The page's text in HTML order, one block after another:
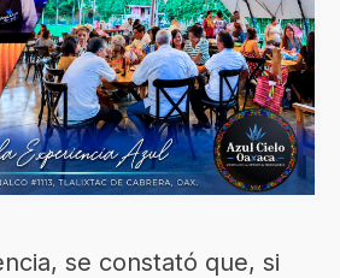
se constató que, si